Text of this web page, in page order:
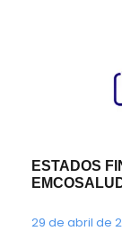
ESTADOS
29 de abril de